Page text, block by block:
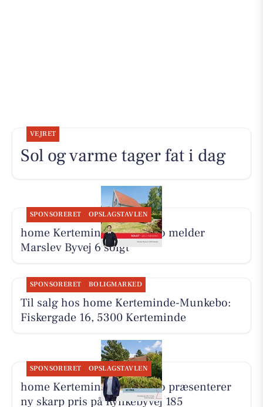
VEJRET
Sol og varme tager fat i dag
SPONSORERET OPSLAGSTAVLEN
home Kerteminde-Munkebo melder
Marslev Byvej 6 solgt
SPONSORERET BOLIGMARKED
Til salg hos home Kerteminde-Munkebo:
Fiskergade 16, 5300 Kerteminde
SPONSORERET OPSLAGSTAVLEN
home Kerteminde-Munkebo præsenterer
ny skarp pris på Rynkebyvej 185